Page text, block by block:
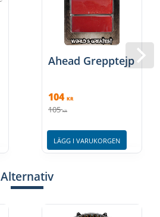
Ahead Grepptejp
104 KR
105 KR
LÄGG I VARUKORGEN
Alternativ